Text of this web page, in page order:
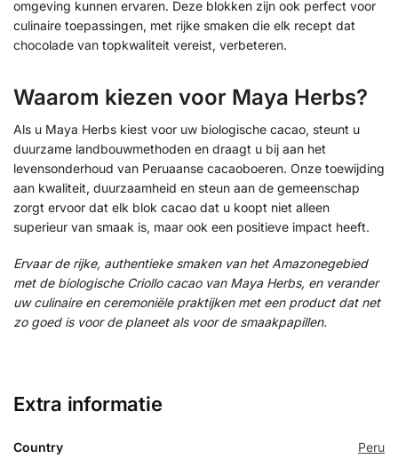
omgeving kunnen ervaren. Deze blokken zijn ook perfect voor
culinaire toepassingen, met rijke smaken die elk recept dat
chocolade van topkwaliteit vereist, verbeteren.
Waarom kiezen voor Maya Herbs?
Als u Maya Herbs kiest voor uw biologische cacao, steunt u
duurzame landbouwmethoden en draagt u bij aan het
levensonderhoud van Peruaanse cacaoboeren. Onze toewijding
aan kwaliteit, duurzaamheid en steun aan de gemeenschap
zorgt ervoor dat elk blok cacao dat u koopt niet alleen
superieur van smaak is, maar ook een positieve impact heeft.
Ervaar de rijke, authentieke smaken van het Amazonegebied
met de biologische Criollo cacao van Maya Herbs, en verander
uw culinaire en ceremoniële praktijken met een product dat net
zo goed is voor de planeet als voor de smaakpapillen.
Extra informatie
Country Peru